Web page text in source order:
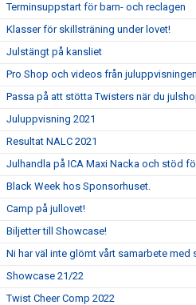
Terminsuppstart för barn- och reclagen
Klasser för skillsträning under lovet!
Julstängt på kansliet
Pro Shop och videos från juluppvisningen
Passa på att stötta Twisters när du
Juluppvisning 2021
Resultat NALC 2021
Julhandla på ICA Maxi Nacka och stöd
Black Week hos Sponsorhuset.
Camp på jullovet!
Biljetter till Showcase!
Ni har väl inte glömt vårt samarbete med
Showcase 21/22
Twist Cheer Comp 2022